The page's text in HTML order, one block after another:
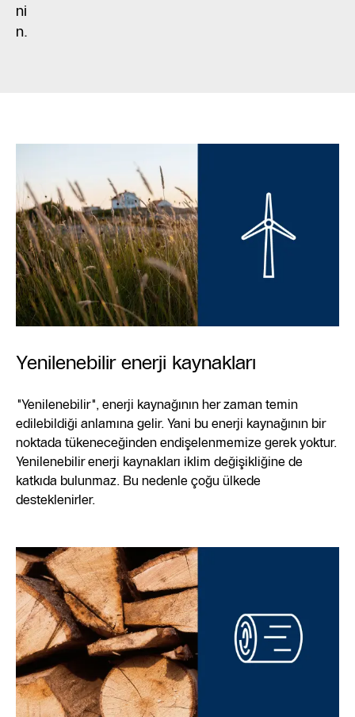
ni
n.
Yenilenebilir enerji kaynakları
"Yenilenebilir", enerji kaynağının her zaman temin
edilebildiği anlamına gelir. Yani bu enerji kaynağının bir
noktada tükeneceğinden endişelenmemize gerek yoktur.
Yenilenebilir enerji kaynakları iklim değişikliğine de
katkıda bulunmaz. Bu nedenle çoğu ülkede
desteklenirler.